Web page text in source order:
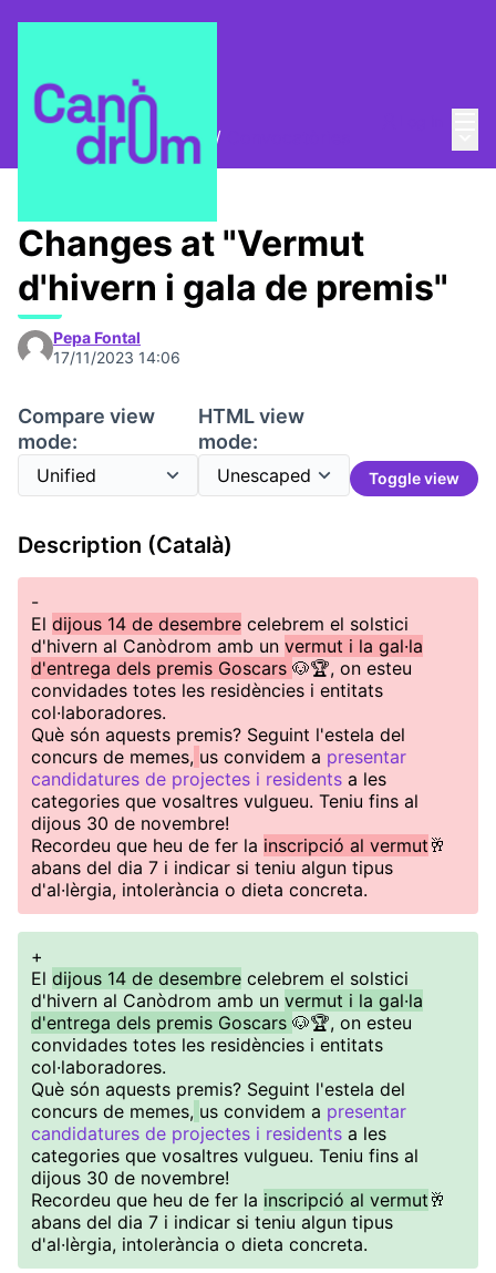
Trobades i assemblees /
Changes at "Vermut
d'hivern i gala de premis"
Pepa Fontal
17/11/2023 14:06
Compare view
mode:
HTML view
mode:
Toggle view
Description (Català)
-
El dijous 14 de desembre celebrem el solstici
d'hivern al Canòdrom amb un vermut i la gal·la
d'entrega dels premis Goscars 🐶🏆, on esteu
convidades totes les residències i entitats
col·laboradores.
Què són aquests premis? Seguint l'estela del
concurs de memes, us convidem a presentar
candidatures de projectes i residents a les
categories que vosaltres vulgueu. Teniu fins al
dijous 30 de novembre!
Recordeu que heu de fer la inscripció al vermut 🥂
abans del dia 7 i indicar si teniu algun tipus
d'al·lèrgia, intolerància o dieta concreta.
+
El dijous 14 de desembre celebrem el solstici
d'hivern al Canòdrom amb un vermut i la gal·la
d'entrega dels premis Goscars 🐶🏆, on esteu
convidades totes les residències i entitats
col·laboradores.
Què són aquests premis? Seguint l'estela del
concurs de memes, us convidem a presentar
candidatures de projectes i residents a les
categories que vosaltres vulgueu. Teniu fins al
dijous 30 de novembre!
Recordeu que heu de fer la inscripció al vermut 🥂
abans del dia 7 i indicar si teniu algun tipus
d'al·lèrgia, intolerància o dieta concreta.